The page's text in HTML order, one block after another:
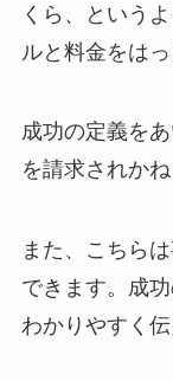
くら、という
ルと料金をは
成功の定義を
を請求されかね
また、こちら
できます。成
わかりやすく